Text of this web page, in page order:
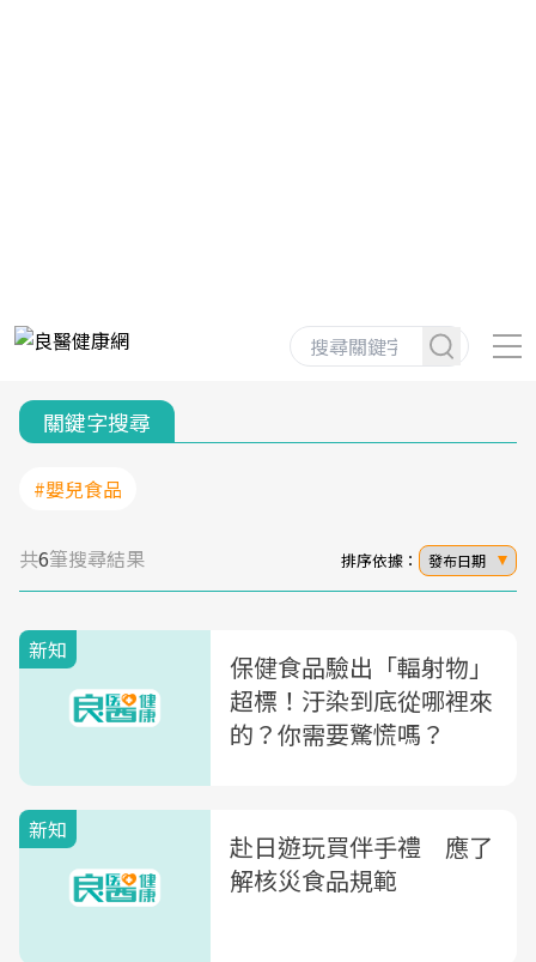
關鍵字搜尋
#嬰兒食品
共6筆搜尋結果 排序依據： 發布日期
新知
保健食品驗出「輻射物」
超標！汙染到底從哪裡來
的？你需要驚慌嗎？
新知
赴日遊玩買伴手禮 應了
解核災食品規範